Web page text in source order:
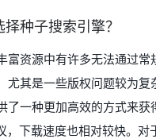
种子搜索引擎？
富资源中有许多无法通过常
尤其是一些版权问题较为复
了一种更加高效的方式来获
，下载速度也相对较快。对